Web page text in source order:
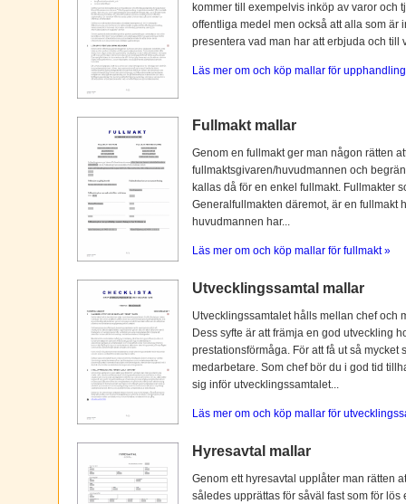
kommer till exempelvis inköp av varor och
offentliga medel men också att alla som är
presentera vad man har att erbjuda och till
Läs mer om och köp mallar för
Fullmakt mallar
Genom en fullmakt ger man någon rätten
fullmaktsgivaren/huvudmannen och
kallas då för en enkel fullmakt. Fullmakter
Generalfullmakten däremot, är en fullmakt
huvudmannen har...
Läs mer om och köp mallar för fullmakt »
Utvecklingssamtal mallar
Utvecklingssamtalet hålls mellan chef och
Dess syfte är att främja en god utveckling
prestationsförmåga. För att få ut så
medarbetare. Som chef bör du i god tid
sig inför utvecklingssamtalet...
Läs mer om och köp mallar för
Hyresavtal mallar
Genom ett hyresavtal upplåter man rätten
således upprättas för såväl fast som för